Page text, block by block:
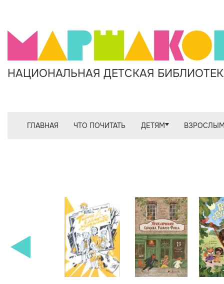
НАЦИОНАЛЬНАЯ ДЕТСКАЯ
ГЛАВНАЯ ЧТО ПОЧИТАТЬ ДЕТЯМ